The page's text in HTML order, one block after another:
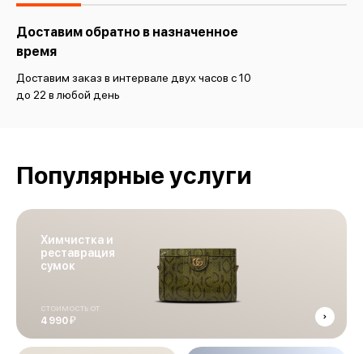
Доставим обратно в назначенное
время
Доставим заказ в интервале двух часов с 10
до 22 в любой день
Популярные услуги
Химчистка и
реставрация
сумок
стоимость от
4 990й